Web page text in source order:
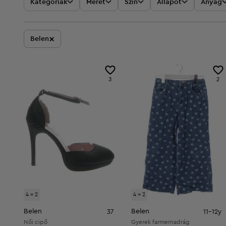
Kategóriák Méret Szín Állapot Anyag
Belen×
4 = 2
3
Belen 37
Női cipő
4 = 2
2
Belen 11-12y
Gyerek farmernadrág